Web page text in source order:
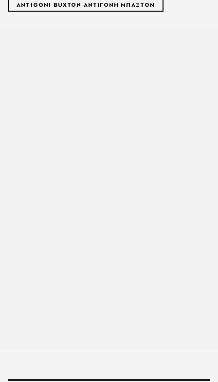
ANTIGONI BUXTON ΑΝΤΙΓΟΝΗ ΜΠΑΞΤΟΝ